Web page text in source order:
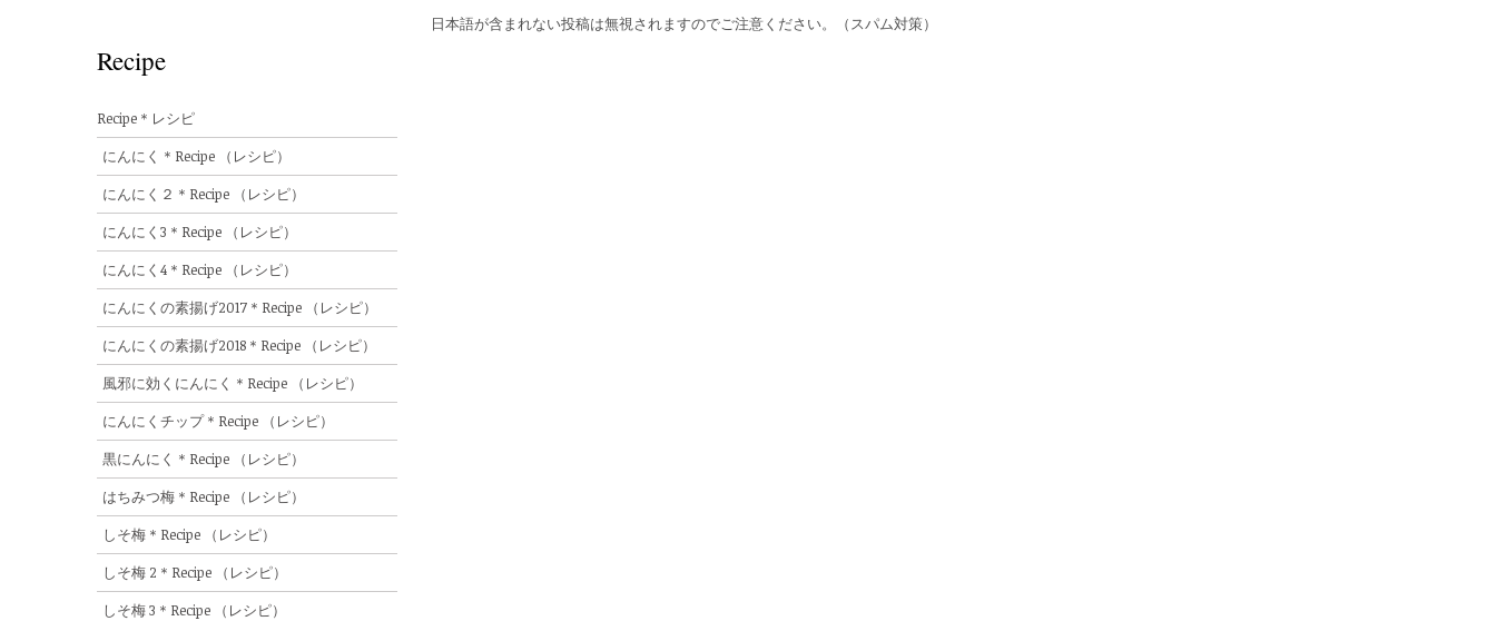
日本語が含まれない投稿は無視されますのでご注意ください。（スパム対策）
Recipe
Recipe＊レシピ
にんにく＊Recipe （レシピ）
にんにく２＊Recipe （レシピ）
にんにく3＊Recipe （レシピ）
にんにく4＊Recipe （レシピ）
にんにくの素揚げ2017＊Recipe （レシピ）
にんにくの素揚げ2018＊Recipe （レシピ）
風邪に効くにんにく＊Recipe （レシピ）
にんにくチップ＊Recipe （レシピ）
黒にんにく＊Recipe （レシピ）
はちみつ梅＊Recipe （レシピ）
しそ梅＊Recipe （レシピ）
しそ梅 2＊Recipe （レシピ）
しそ梅 3＊Recipe （レシピ）